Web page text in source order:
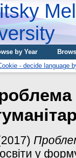
by Year
у